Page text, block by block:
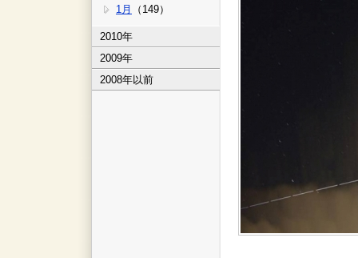
1月
（149）
2010年
2009年
2008年以前